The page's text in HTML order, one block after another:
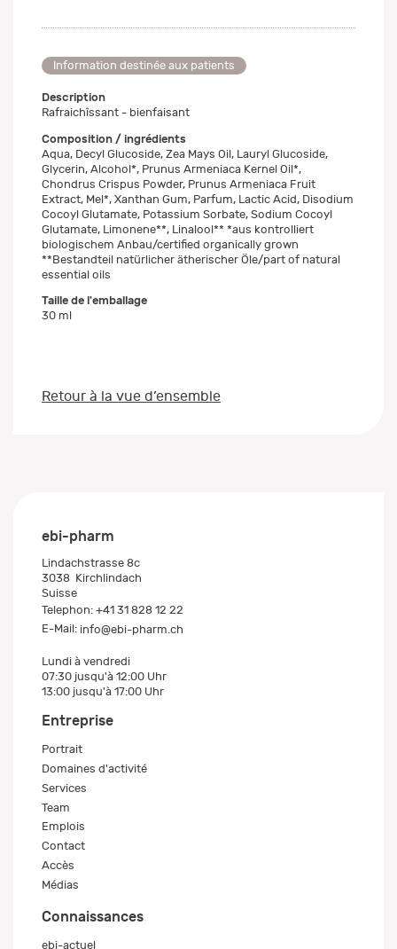
Information destinée aux patients
Description
Rafraichîssant - bienfaisant
Composition / ingrédients
Aqua, Decyl Glucoside, Zea Mays Oil, Lauryl Glucoside,
Glycerin, Alcohol*, Prunus Armeniaca Kernel Oil*,
Chondrus Crispus Powder, Prunus Armeniaca Fruit
Extract, Mel*, Xanthan Gum, Parfum, Lactic Acid, Disodium
Cocoyl Glutamate, Potassium Sorbate, Sodium Cocoyl
Glutamate, Limonene**, Linalool** *aus kontrolliert
biologischem Anbau/certified organically grown
**Bestandteil natürlicher ätherischer Öle/part of natural
essential oils
Taille de l'emballage
30 ml
Retour à la vue d’ensemble
ebi-pharm
Lindachstrasse 8c
3038 Kirchlindach
Suisse
Telephon: +41 31 828 12 22
E-Mail: info@ebi-pharm.ch
Lundi à vendredi
07:30 jusqu'à 12:00 Uhr
13:00 jusqu'à 17:00 Uhr
Entreprise
Portrait
Domaines d'activité
Services
Team
Emplois
Contact
Accès
Médias
Connaissances
ebi-actuel